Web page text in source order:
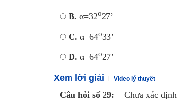
B. α=32o27’
C. α=64o33’
D. α=64o27’
Xem lời giải Video lý thuyết
Câu hỏi số 29:
Chưa xác định